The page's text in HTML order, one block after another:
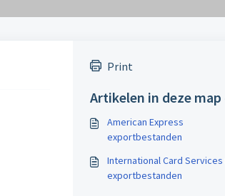
Print
Artikelen in deze map
American Express
exportbestanden
International Card Services
exportbestanden